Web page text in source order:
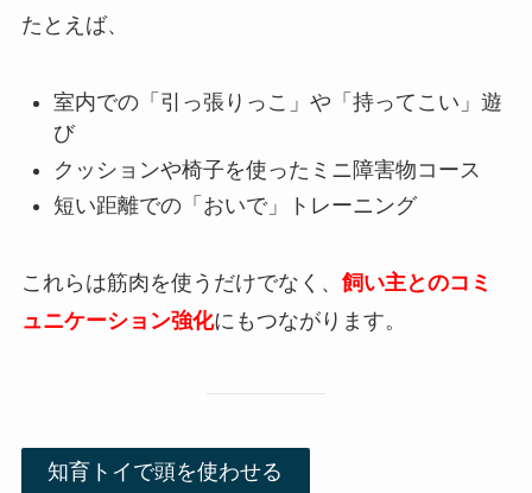
たとえば、
室内での「引っ張りっこ」や「持ってこい」遊
び
クッションや椅子を使ったミニ障害物コース
短い距離での「おいで」トレーニング
これらは筋肉を使うだけでなく、 飼い主とのコミ
ュニケーション強化にもつながります。
知育トイで頭を使わせる